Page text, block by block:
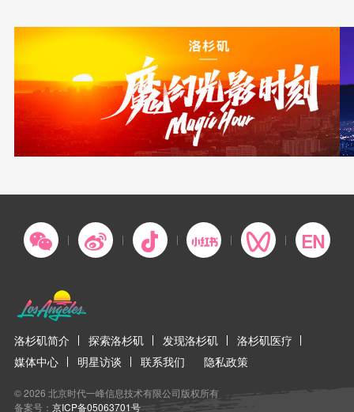
洛杉矶简介 探索洛杉矶 发现洛杉矶
洛杉矶医疗
媒体中心
明星访谈 联系我们 隐私政策
© 2026 北京时代一峰信息技术有限公司版权所有
备案号： 京ICP备05063701号